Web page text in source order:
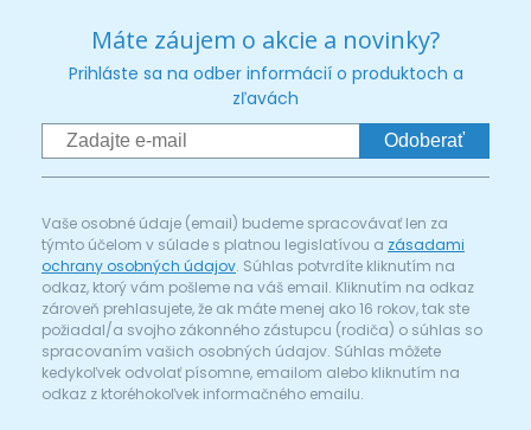
Máte záujem o akcie a novinky?
Prihláste sa na odber informácií o produktoch a
zľavách
Odoberať
Vaše osobné údaje (email) budeme spracovávať len za
týmto účelom v súlade s platnou legislatívou a zásadami
ochrany osobných údajov. Súhlas potvrdíte kliknutím na
odkaz, ktorý vám pošleme na váš email. Kliknutím na odkaz
zároveň prehlasujete, že ak máte menej ako 16 rokov, tak ste
požiadal/a svojho zákonného zástupcu (rodiča) o súhlas so
spracovaním vašich osobných údajov. Súhlas môžete
kedykoľvek odvolať písomne, emailom alebo kliknutím na
odkaz z ktoréhokoľvek informačného emailu.